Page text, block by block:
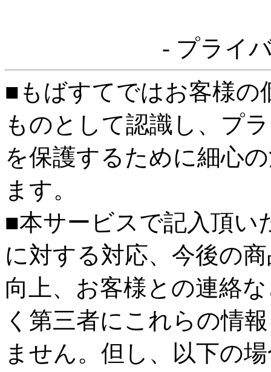
- プライ
■もばすてではお客様の
ものとして認識し、プ
を保護するために細心
ます。
■本サービスで記入頂い
に対する対応、今後の
向上、お客様との連絡
く第三者にこれらの情
ません。但し、以下の